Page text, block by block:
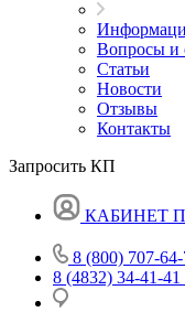
Вопросы и
Статьи
Новости
Отзывы
Контакты
Запросить КП
КАБИНЕТ
8 (800) 707-
8 (4832) 34-41-41